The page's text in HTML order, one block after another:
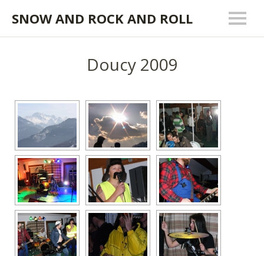
SNOW AND ROCK AND ROLL
Doucy 2009